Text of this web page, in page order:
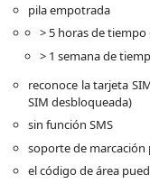
pila empotrada
> 5 horas de tiempo
> 1 semana de
reconoce la tarjeta
SIM desbloqueada)
sin función SMS
soporte de
el código de área